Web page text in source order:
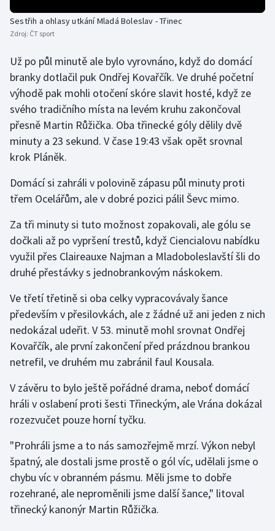
Parasport
Plavání
Plážový volejbal
Ragby
Rychlobruslení
Rychlostní kanoistika
Short track
Sportovní střelba
Stolní tenis
Triatlon
Veslování
Vodní slalom
Volejbal
Ostatní
Sestřih a ohlasy utkání Mladá Boleslav - Třinec
Zdroj: ČT sport
Už po půl minutě ale bylo vyrovnáno, když do domácí
branky dotlačil puk Ondřej Kovařčík. Ve druhé početní
výhodě pak mohli otočení skóre slavit hosté, když ze
svého tradičního místa na levém kruhu zakončoval
přesně Martin Růžička. Oba třinecké góly dělily dvě
minuty a 23 sekund. V čase 19:43 však opět srovnal
krok Pláněk.
Domácí si zahráli v polovině zápasu půl minuty proti
třem Ocelářům, ale v dobré pozici pálil Ševc mimo.
Za tři minuty si tuto možnost zopakovali, ale gólu se
dočkali až po vypršení trestů, když Ciencialovu nabídku
využil přes Claireauxe Najman a Mladoboleslavští šli do
druhé přestávky s jednobrankovým náskokem.
Ve třetí třetině si oba celky vypracovávaly šance
především v přesilovkách, ale z žádné už ani jeden z nich
nedokázal udeřit. V 53. minutě mohl srovnat Ondřej
Kovařčík, ale první zakončení před prázdnou brankou
netrefil, ve druhém mu zabránil faul Kousala.
V závěru to bylo ještě pořádné drama, neboť domácí
hráli v oslabení proti šesti Třineckým, ale Vrána dokázal
rozezvučet pouze horní tyčku.
"Prohráli jsme a to nás samozřejmě mrzí. Výkon nebyl
špatný, ale dostali jsme prostě o gól víc, udělali jsme o
chybu víc v obranném pásmu. Měli jsme to dobře
rozehrané, ale neproměnili jsme další šance," litoval
třinecký kanonýr Martin Růžička.